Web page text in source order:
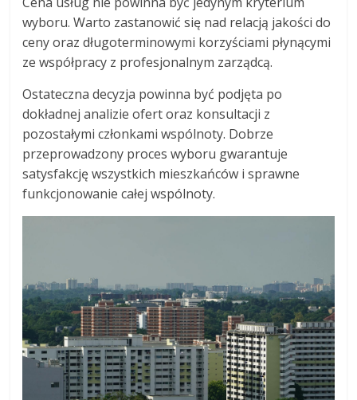
wyboru. Warto zastanowić się nad relacją jakości do
ceny oraz długoterminowymi korzyściami płynącymi
ze współpracy z profesjonalnym zarządcą.
Ostateczna decyzja powinna być podjęta po
dokładnej analizie ofert oraz konsultacji z
pozostałymi członkami wspólnoty. Dobrze
przeprowadzony proces wyboru gwarantuje
satysfakcję wszystkich mieszkańców i sprawne
funkcjonowanie całej wspólnoty.